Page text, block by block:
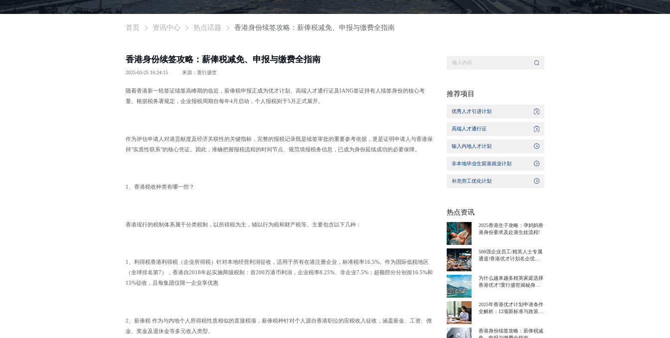
首页 资讯中心 热点话题 香港身份续签攻略：薪俸税减免、申报与缴费全指南
香港身份续签攻略：薪俸税减免、申报与缴费全指南
2025-03-25 16:24:15 来源：寰行盛世
随着香港新一轮签证续签高峰期的临近，薪俸税申报正成为优才计划、高端人才通行证及IANG签证持有人续签身份的核心考
量。根据税务署规定，企业报税周期自每年4月启动，个人报税则于5月正式展开。
作为评估申请人对港贡献度及经济关联性的关键指标，完整的报税记录既是续签审批的重要参考依据，更是证明申请人与香港保
持"实质性联系"的核心凭证。因此，准确把握报税流程的时间节点、规范填报税务信息，已成为身份延续成功的必要保障。
1、香港税收种类有哪一些？
香港现行的税制体系属于分类税制，以所得税为主，辅以行为税和财产税等。主要包含以下几种：
1、利得税香港利得税（企业所得税）针对本地经营利润征收，适用于所有在港注册企业，标准税率16.5%。作为国际低税地区
（全球排名第7），香港自2018年起实施两级税制：首200万港币利润，企业税率8.25%、非企业7.5%；超额部分分别按16.5%和
15%征收，且每集团仅限一企业享优惠
2、薪俸税 作为与内地个人所得税性质相似的直接税项，薪俸税种针对个人源自香港职位的应税收入征收，涵盖薪金、工资、佣
金、奖金及退休金等多元收入类型。
推荐项目
优秀人才引进计划
高端人才通行证
输入内地人才计划
非本地毕业生留港就业计划
补充劳工优化计划
热点资讯
2025香港生子攻略：孕妈妈香
港身份要求及赴港生娃流程!
500强企业员工/精英人士专属
通道!香港优才计划名企优势
为什么越来越多精英家庭选择
香港优才?寰行盛世揭秘身份
2025年香港优才计划申请条件
全解析：12项新标准与政策解
香港身份续签攻略：薪俸税减